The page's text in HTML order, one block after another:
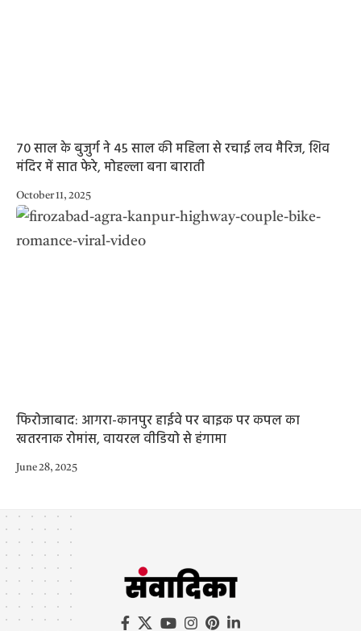
70 साल के बुजुर्ग ने 45 साल की महिला से रचाई लव मैरिज, शिव
मंदिर में सात फेरे, मोहल्ला बना बाराती
October 11, 2025
फिरोजाबाद: आगरा-कानपुर हाईवे पर बाइक पर कपल का
खतरनाक रोमांस, वायरल वीडियो से हंगामा
June 28, 2025